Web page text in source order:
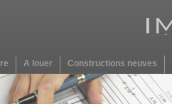
A louer Constructions neuves